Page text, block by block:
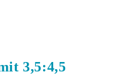
3,5:4,5